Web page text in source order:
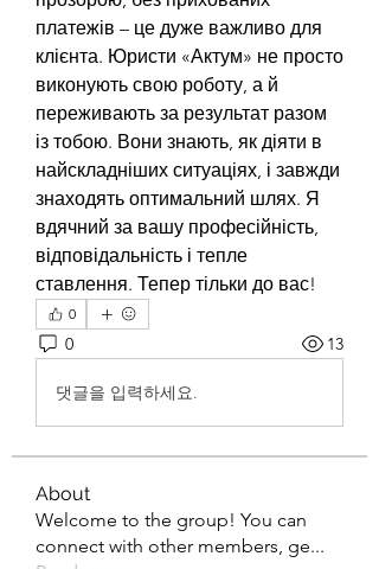
платежів – це дуже важливо для
клієнта. Юристи «Актум» не просто
виконують свою роботу, а й
переживають за результат разом
із тобою. Вони знають, як діяти в
найскладніших ситуаціях, і завжди
знаходять оптимальний шлях. Я
вдячний за вашу професійність,
відповідальність і тепле
ставлення. Тепер тільки до вас!
0
0 13
댓글을 입력하세요.
About
Welcome to the group! You can
connect with other members, ge...